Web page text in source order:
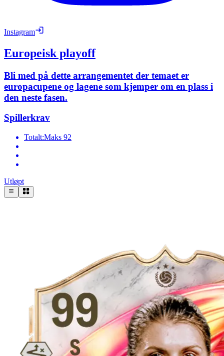
Instagram
Europeisk playoff
Bli med på dette arrangementet der temaet er
europacupene og lagene som kjemper om en plass i
den neste fasen.
Spillerkrav
Totalt:Maks 92
Utløpt